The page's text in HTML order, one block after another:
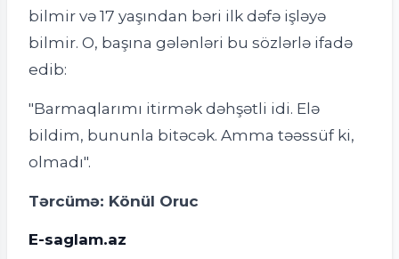
bilmir və 17 yaşından bəri ilk dəfə işləyə
bilmir. O, başına gələnləri bu sözlərlə ifadə
edib:
"Barmaqlarımı itirmək dəhşətli idi. Elə
bildim, bununla bitəcək. Amma təəssüf ki,
olmadı".
Tərcümə: Könül Oruc
E-saglam.az